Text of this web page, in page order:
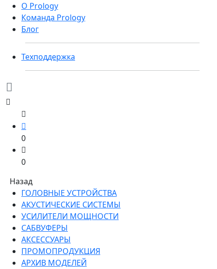
О Prology
Команда Prology
Блог
Техподдержка
0
0
Назад
ГОЛОВНЫЕ УСТРОЙСТВА
АКУСТИЧЕСКИЕ СИСТЕМЫ
УСИЛИТЕЛИ МОЩНОСТИ
САБВУФЕРЫ
АКСЕССУАРЫ
ПРОМОПРОДУКЦИЯ
АРХИВ МОДЕЛЕЙ